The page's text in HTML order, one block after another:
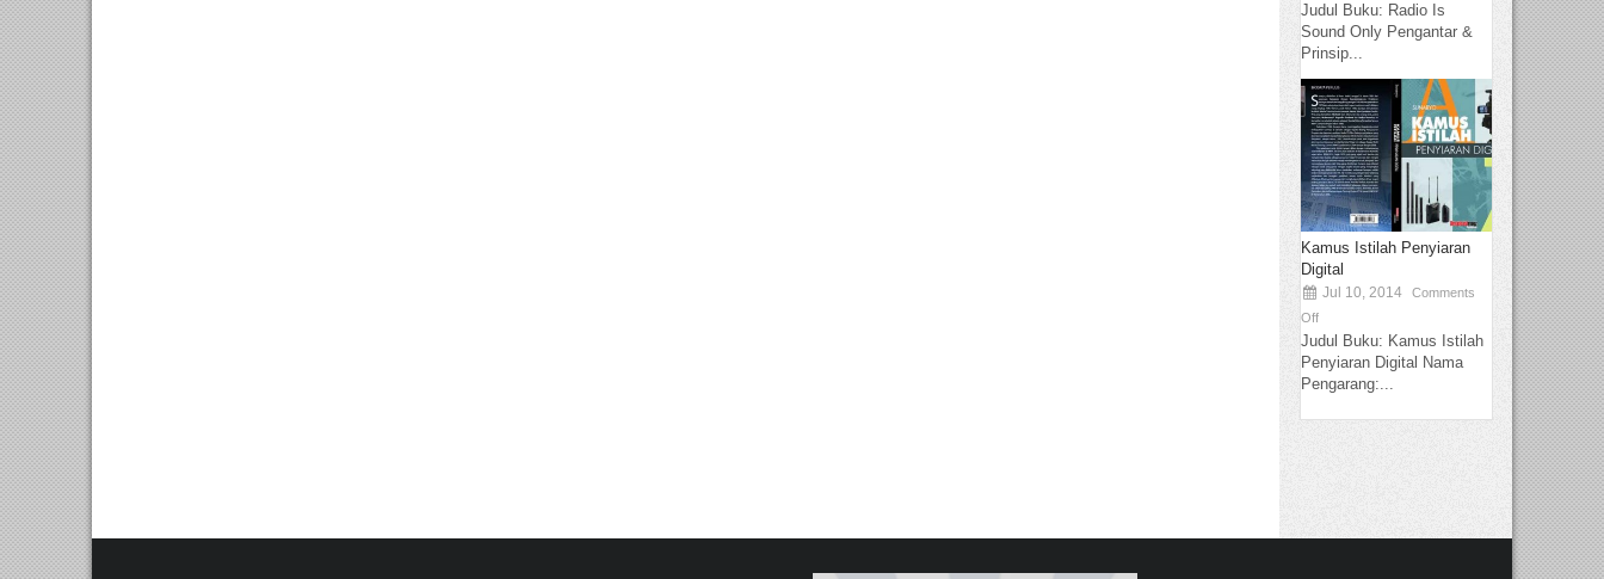
Judul Buku: Radio Is
Sound Only Pengantar &
Prinsip...
Kamus Istilah Penyiaran
Digital
Jul 10, 2014
Comments
Off
Judul Buku: Kamus Istilah
Penyiaran Digital Nama
Pengarang:...